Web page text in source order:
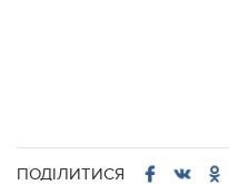
ПОДІЛИТИСЯ